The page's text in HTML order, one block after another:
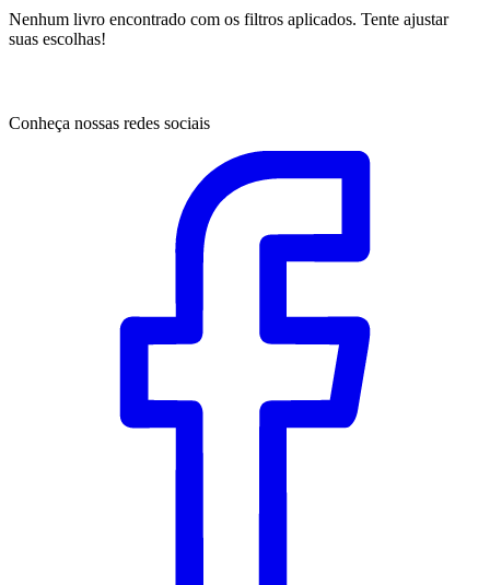
Nenhum livro encontrado com os filtros aplicados. Tente ajustar
suas escolhas!
Conheça nossas redes sociais